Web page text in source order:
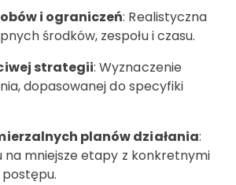
i ograniczeń: Realistyczna
środków, zespołu i czasu.
strategii: Wyznaczenie
dopasowanej do specyfiki
planów działania:
na mniejsze etapy z konkretnymi